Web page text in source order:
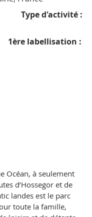
Type d'activité :
1ère labellisation :
Océan, à seulement
d’Hossegor et de
landes est le parc
toute la famille,